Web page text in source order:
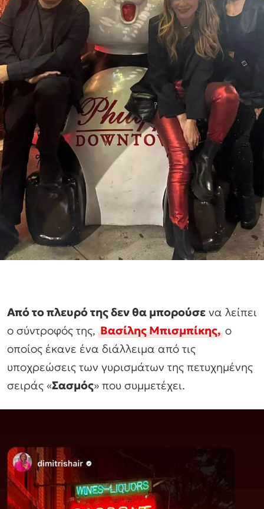
Από το πλευρό της δεν θα μπορούσε να λείπει
ο σύντροφός της,Βασίλης Μπισμπίκης,ο
οποίος έκανε ένα διάλλειμα από τις
υποχρεώσεις των γυρισμάτων της πετυχημένης
σειράς «Σασμός» που συμμετέχει.